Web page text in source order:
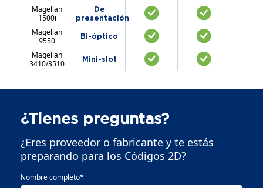
Magellan
1500i
De
presentación
Magellan
9550
Bi-óptico
Magellan
3410/3510
Mini-slot
¿Tienes preguntas?
¿Eres proveedor o fabricante y te estás
preparando para los Códigos 2D?
Nombre completo*